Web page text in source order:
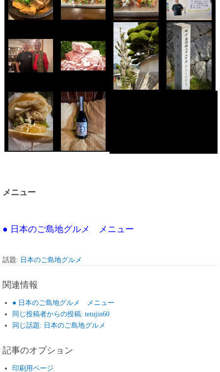
メニュー
● 日本のご島地グルメ メニュー
話題: 日本のご島地グルメ
関連情報
● 日本のご島地グルメ メニュー
同じ投稿者からの投稿: tetujin60
同じ話題: 日本のご島地グルメ
記事のオプション
印刷用ページ